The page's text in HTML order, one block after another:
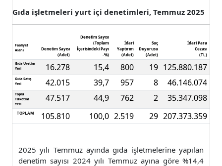
Gıda işletmeleri yurt içi denetimleri, Temmuz 2025
Faaliyet
Alanı
Denetim Sayısı
(Adet)
Denetim Sayısı
(Toplam
İçerisindeki Payı
-%)
İdari
Yaptırım
(Adet)
Suç
Duyurusu
(Adet)
İdari Para
Cezası
(TL)
Gıda Üretim
Yeri
16.278 15,4 800 19 125.880.187
Gıda Satış
Yeri
42.015 39,7 957 8 46.146.074
Toplu
Tüketim
Yeri
47.517 44,9 762 2 35.347.098
TOPLAM 105.810 100,0 2.519 29 207.373.359
2025 yılı Temmuz ayında gıda işletmelerine yapılan
denetim sayısı 2024 yılı Temmuz ayına göre %14,4